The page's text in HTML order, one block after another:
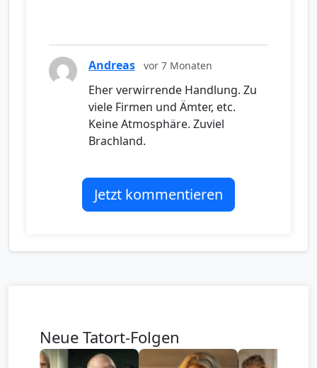
Andreas vor 7 Monaten
Eher verwirrende Handlung. Zu
viele Firmen und Ämter, etc.
Keine Atmosphäre. Zuviel
Brachland.
Jetzt kommentieren
Neue Tatort-Folgen